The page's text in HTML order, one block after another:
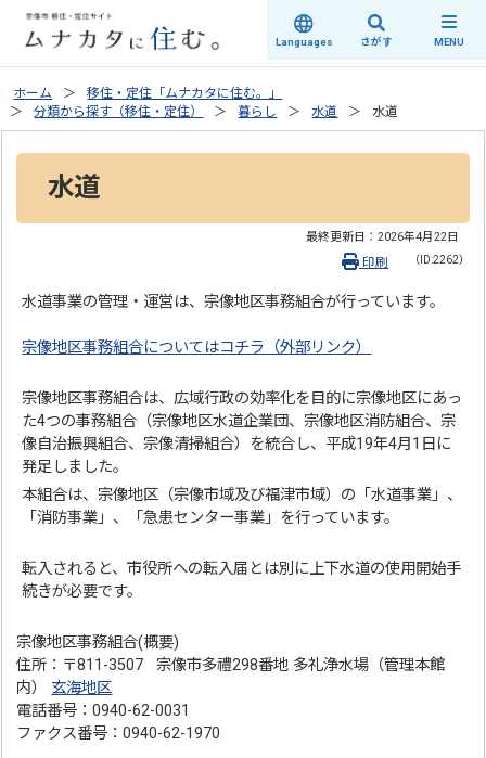
Languages さがす MENU
ホーム
移住・定住「ムナカタに住む。」
分類から探す（移住・定住）
暮らし 水道 水道
水道
最終更新日： 2026年4月22日
（ID:2262）
印刷
水道事業の管理・運営は、宗像地区事務組合が行っています。
宗像地区事務組合についてはコチラ（外部リンク）
宗像地区事務組合は、広域行政の効率化を目的に宗像地区にあっ
た4つの事務組合（宗像地区水道企業団、宗像地区消防組合、宗
像自治振興組合、宗像清掃組合）を統合し、平成19年4月1日に
発足しました。
本組合は、宗像地区（宗像市域及び福津市域）の「水道事業」、
「消防事業」、「急患センター事業」を行っています。
転入されると、市役所への転入届とは別に上下水道の使用開始手
続きが必要です。
宗像地区事務組合(概要)
住所：〒811-3507 宗像市多禮298番地 多礼浄水場（管理本館
内） 玄海地区
電話番号：0940-62-0031
ファクス番号：0940-62-1970